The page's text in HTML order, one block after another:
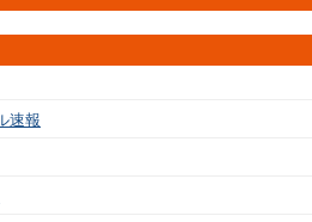
速報